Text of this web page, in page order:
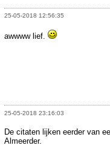
25-05-2018 12:56:35
awwww lief.
25-05-2018 23:16:03
De citaten lijken eerder van
Almeerder.